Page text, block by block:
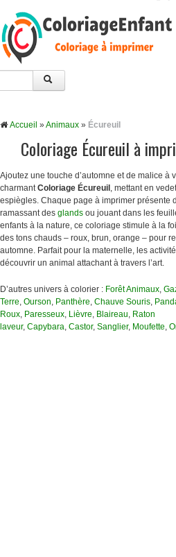
Accueil »Animaux » Écureuil
Coloriage Écureuil à
Ajoutez une touche d’automne et de malice à
charmantColoriage Écureuil , mettant en
espiègles. Chaque page à imprimer présente
ramassant des glands ou jouant dans les
enfants à la nature, ce coloriage stimule à la
des tons chauds – roux, brun, orange – pour
automne. Parfait pour la maternelle, les
découvrir un animal attachant à travers l’art.
D’autres univers à colorier : Forêt Animaux,
Terre, Ourson, Panthère, Chauve Souris,
Roux, Paresseux, Lièvre, Blaireau, Raton
laveur, Capybara, Castor, Sanglier, Moufette,